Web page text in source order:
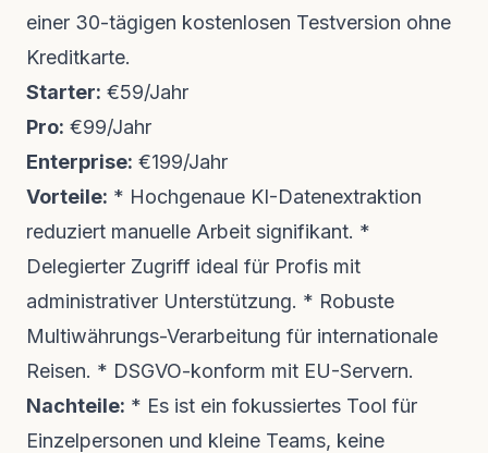
einer 30-tägigen kostenlosen Testversion ohne
Kreditkarte.
Starter: €59/Jahr
Pro: €99/Jahr
Enterprise: €199/Jahr
Vorteile: * Hochgenaue KI-Datenextraktion
reduziert manuelle Arbeit signifikant. *
Delegierter Zugriff ideal für Profis mit
administrativer Unterstützung. * Robuste
Multiwährungs-Verarbeitung für internationale
Reisen. * DSGVO-konform mit EU-Servern.
Nachteile: * Es ist ein fokussiertes Tool für
Einzelpersonen und kleine Teams, keine